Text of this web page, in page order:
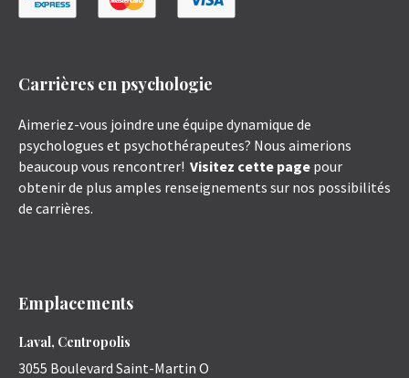
Carrières en psychologie
Aimeriez-vous joindre une équipe dynamique de
psychologues et psychothérapeutes? Nous aimerions
beaucoup vous rencontrer! Visitez cette page pour
obtenir de plus amples renseignements sur nos possibilités
de carrières.
Emplacements
Laval, Centropolis
3055 Boulevard Saint-Martin O